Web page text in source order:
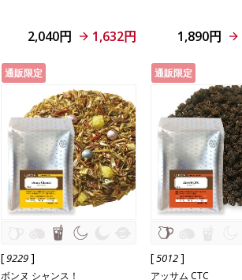
2,040円 1,632円 1,890円
通販限定
[9229]
ボンヌ シャンス！
通販限定
[5012]
アッサム CTC